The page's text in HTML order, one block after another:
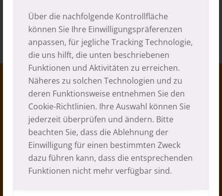
Über die nachfolgende Kontrollfläche
können Sie Ihre Einwilligungspräferenzen
anpassen, für jegliche Tracking Technologie,
die uns hilft, die unten beschriebenen
Funktionen und Aktivitäten zu erreichen.
Näheres zu solchen Technologien und zu
deren Funktionsweise entnehmen Sie den
Cookie-Richtlinien. Ihre Auswahl können Sie
jederzeit überprüfen und ändern. Bitte
beachten Sie, dass die Ablehnung der
Einwilligung für einen bestimmten Zweck
dazu führen kann, dass die entsprechenden
Funktionen nicht mehr verfügbar sind.
Steuernummer: 91039430219